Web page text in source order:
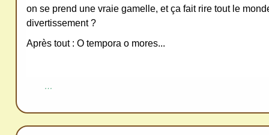
on se prend une vraie gamelle, et ça fait rire tout le
divertissement ?
Après tout : O tempora o mores...
…